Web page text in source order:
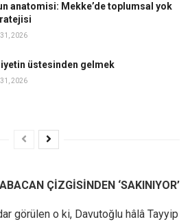
anatomisi: Mekke’de toplumsal yok
2026
üstesinden gelmek
2026
ÇİZGİSİNDEN ‘SAKINIYOR’
görülen o ki, Davutoğlu hâlâ Tayyip